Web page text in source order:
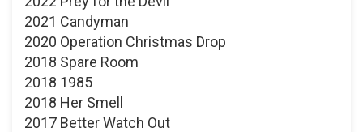
2021 Candyman
2020 Operation Christmas Drop
2018 Spare Room
2018 1985
2018 Her Smell
2017 Better Watch Out